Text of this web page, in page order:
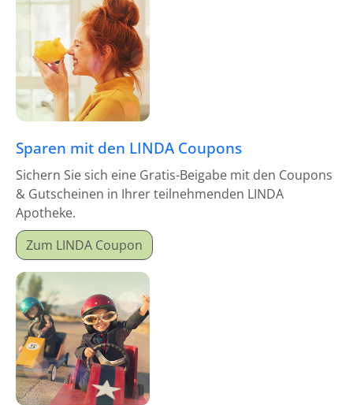
Sparen mit den LINDA Coupons
Sichern Sie sich eine Gratis-Beigabe mit den Coupons
& Gutscheinen in Ihrer teilnehmenden LINDA
Apotheke.
Zum LINDA Coupon